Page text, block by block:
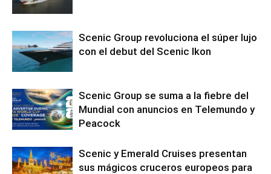
Scenic Group revoluciona el súper lujo
con el debut del Scenic Ikon
Scenic Group se suma a la fiebre del
Mundial con anuncios en Telemundo y
Peacock
Scenic y Emerald Cruises presentan
sus mágicos cruceros europeos para